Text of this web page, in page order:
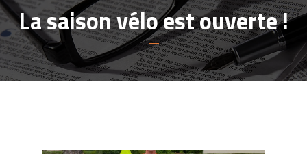
La saison vélo est ouverte !